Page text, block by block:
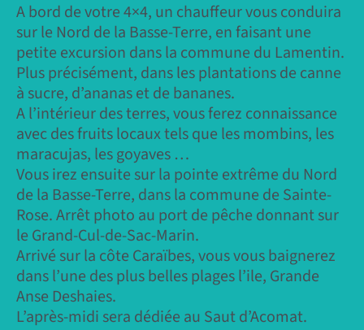
A bord de votre 4×4, un chauffeur vous conduira
sur le Nord de la Basse-Terre, en faisant une
petite excursion dans la commune du Lamentin.
Plus précisément, dans les plantations de canne
à sucre, d’ananas et de bananes.
A l’intérieur des terres, vous ferez connaissance
avec des fruits locaux tels que les mombins, les
maracujas, les goyaves …
Vous irez ensuite sur la pointe extrême du Nord
de la Basse-Terre, dans la commune de Sainte-
Rose. Arrêt photo au port de pêche donnant sur
le Grand-Cul-de-Sac-Marin.
Arrivé sur la côte Caraïbes, vous vous baignerez
dans l’une des plus belles plages l’ile, Grande
Anse Deshaies.
L’après-midi sera dédiée au Saut d’Acomat.